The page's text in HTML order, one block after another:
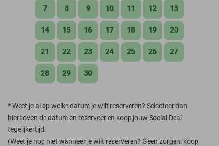
7 8 9 10 11 12 13
14 15 16 17 18 19 20
21 22 23 24 25 26 27
28 29 30
*Weet je al op welke datum je wilt reserveren? Selecteer dan
hierboven de datum en reserveer en koop jouw Social Deal
tegelijkertijd.
(Weet je nog niet wanneer je wilt reserveren? Geen zorgen: koop